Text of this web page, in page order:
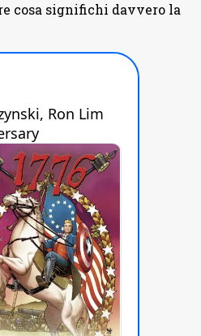
cosa significhi davvero la